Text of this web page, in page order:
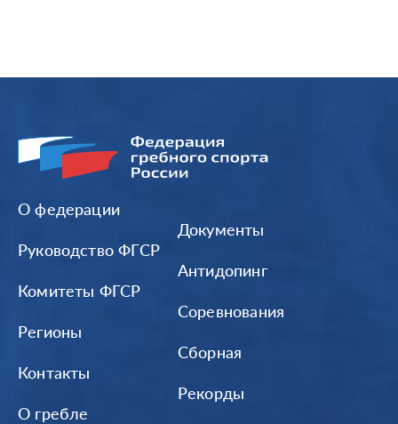
О федерации
Руководство ФГСР
Комитеты ФГСР
Регионы
Контакты
О гребле
Документы
Антидопинг
Соревнования
Сборная
Рекорды